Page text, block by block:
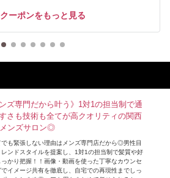
ーポンをもっと見る
ンズ専門だから叶う》1対1の担当制で通
さも技術も全てが高クオリティの関西
ンズサロン◎
でも緊張しない理由はメンズ専門店だから◎男性目
レンドスタイルを提案し、1対1の担当制で髪質や好
かり把握！！画像・動画を使った丁寧なカウンセ
でイメージ共有を徹底し、自宅での再現性までしっ